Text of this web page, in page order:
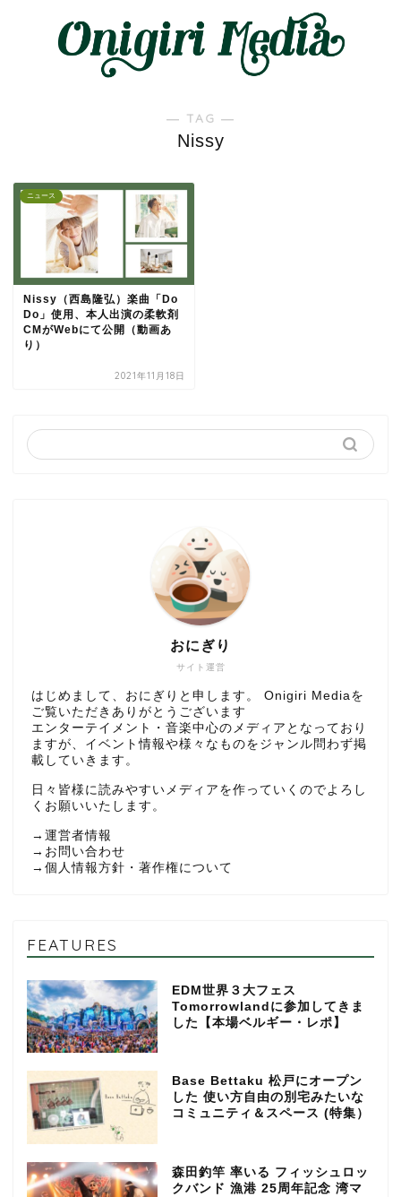
― TAG ―
Nissy
ニュース
Nissy（西島隆弘）楽曲「Do
Do」使用、本人出演の柔軟剤
CMがWebにて公開（動画あ
り）
2021年11月18日
サイト運営
おにぎり
はじめまして、おにぎりと申します。 Onigiri Mediaを
ご覧いただきありがとうございます
エンターテイメント・音楽中心のメディアとなっており
ますが、イベント情報や様々なものをジャンル問わず掲
載していきます。
日々皆様に読みやすいメディアを作っていくのでよろし
くお願いいたします。
→ 運営者情報
→ お問い合わせ
→ 個人情報方針・著作権について
FEATURES
EDM世界３大フェス
Tomorrowlandに参加してきま
した【本場ベルギー・レポ】
Base Bettaku 松戸にオープン
した 使い方自由の別宅みたいな
コミュニティ＆スペース (特集）
森田釣竿 率いる フィッシュロッ
クバンド 漁港 25周年記念 湾マ